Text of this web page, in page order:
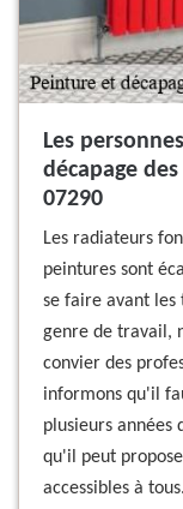
Les
décapage
07290
Les radiateurs
peintures sont
se faire avant les
genre de travail,
convier des
informons qu'il
plusieurs années
qu'il peut
accessibles à tous.